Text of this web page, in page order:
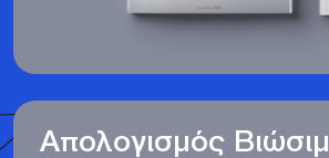
Απολογισμός